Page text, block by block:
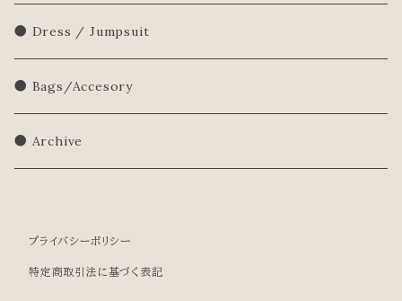
Sweatershirt
Sweater
● Dress / Jumpsuit
● Bags/Accesory
● Archive
プライバシーポリシー
特定商取引法に基づく表記